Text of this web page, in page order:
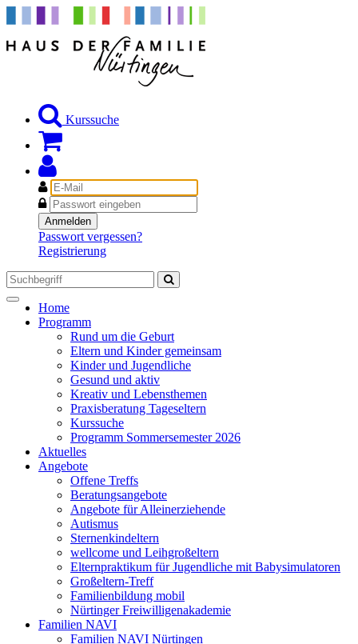
Kurssuche
E-
Mail
Passwort
Anmelden
Passwort vergessen?
Registrierung
Toggle
navigation
Home
Programm
Rund um die Geburt
Eltern und Kinder gemeinsam
Kinder und Jugendliche
Gesund und aktiv
Kreativ und Lebensthemen
Praxisberatung Tageseltern
Kurssuche
Programm Sommersemester 2026
Aktuelles
Angebote
Offene Treffs
Beratungsangebote
Angebote für Alleinerziehende
Autismus
Sternenkindeltern
wellcome und Leihgroßeltern
Elternpraktikum für Jugendliche mit Babysimulatoren
Großeltern-Treff
Familienbildung mobil
Nürtinger Freiwilligenakademie
Familien NAVI
Familien NAVI Nürtingen